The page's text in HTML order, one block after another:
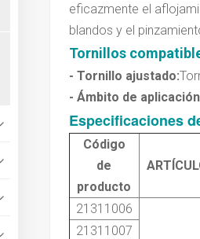
eficazmente el
blandos y el
Tornillos
- Tornillo ajustado:
- Ámbito de
Especificaciones
Código
de
producto
21311006
21311007